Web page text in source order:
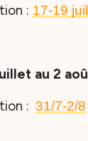
: 17-19
au 2
: 31/7-2/8